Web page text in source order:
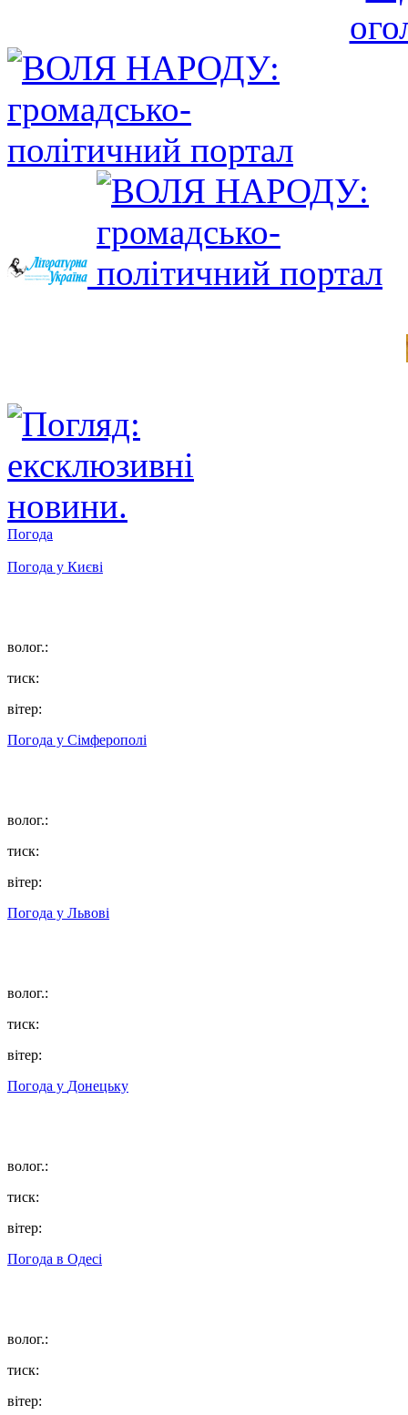
Погода
Погода у Києві
волог.:
тиск:
вітер:
Погода у Сімферополі
волог.:
тиск:
вітер:
Погода у Львові
волог.:
тиск:
вітер:
Погода у Донецьку
волог.:
тиск:
вітер:
Погода в Одесі
волог.:
тиск:
вітер: